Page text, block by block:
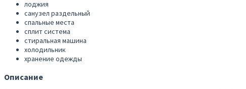
лоджия
санузел раздельный
спальные места
сплит система
стиральная машина
холодильник
хранение одежды
Описание